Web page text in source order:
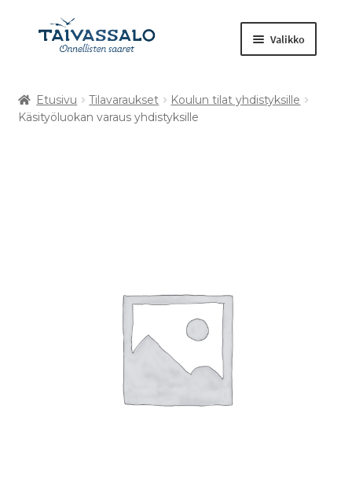
Valikko
Kuntosali
Etusivu Tilavaraukset
Koulun tilat yhdistyksille
Käsityöluokan varaus yhdistyksille